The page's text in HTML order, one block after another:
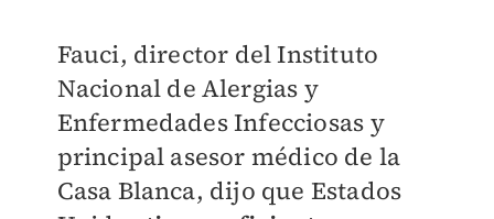
Fauci, director del Instituto
Nacional de Alergias y
Enfermedades Infecciosas y
principal asesor médico de la
Casa Blanca, dijo que Estados